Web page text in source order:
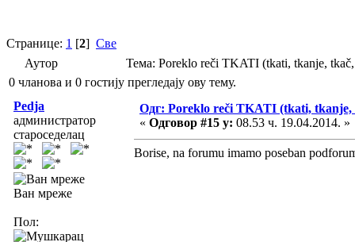
Странице: 1 [2] Све
Аутор
Тема: Poreklo reči TKATI (tkati, tkanje,
0 чланова и 0 гостију прегледају ову тему.
Pedja
администратор
староседелац
Ван мреже
Пол:
Одг: Poreklo reči TKATI (tkati, tkanje,
« Одговор #15 у: 08.53 ч. 19.04.2014. »
Borise, na forumu imamo poseban